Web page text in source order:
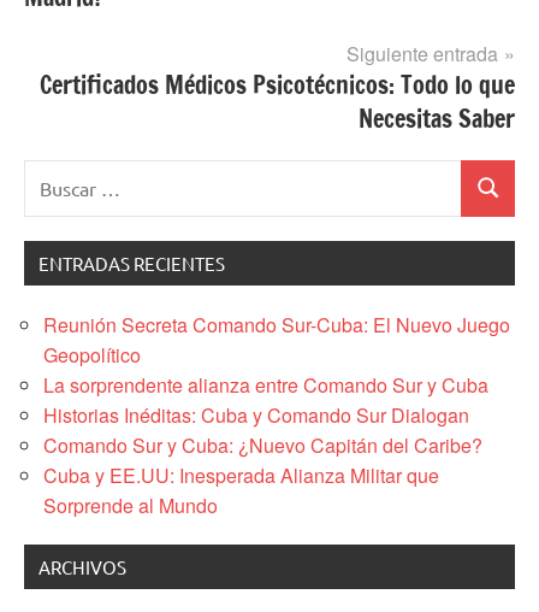
Siguiente entrada
Certificados Médicos Psicotécnicos: Todo lo que
Necesitas Saber
Buscar
ENTRADAS RECIENTES
Reunión Secreta Comando Sur-Cuba: El Nuevo Juego
Geopolítico
La sorprendente alianza entre Comando Sur y Cuba
Historias Inéditas: Cuba y Comando Sur Dialogan
Comando Sur y Cuba: ¿Nuevo Capitán del Caribe?
Cuba y EE.UU: Inesperada Alianza Militar que
Sorprende al Mundo
ARCHIVOS